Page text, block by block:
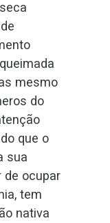
mesmo
do
que o
sua
de ocupar
tem
nativa